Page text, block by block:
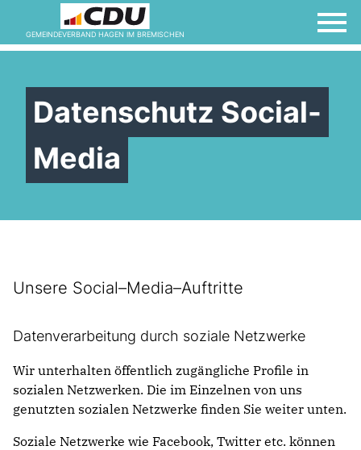
GEMEINDEVERBAND HAGEN IM BREMISCHEN
Datenschutz Social-
Media
Unsere Social–Media–Auftritte
Datenverarbeitung durch soziale Netzwerke
Wir unterhalten öffentlich zugängliche Profile in
sozialen Netzwerken. Die im Einzelnen von uns
genutzten sozialen Netzwerke finden Sie weiter unten.
Soziale Netzwerke wie Facebook, Twitter etc. können